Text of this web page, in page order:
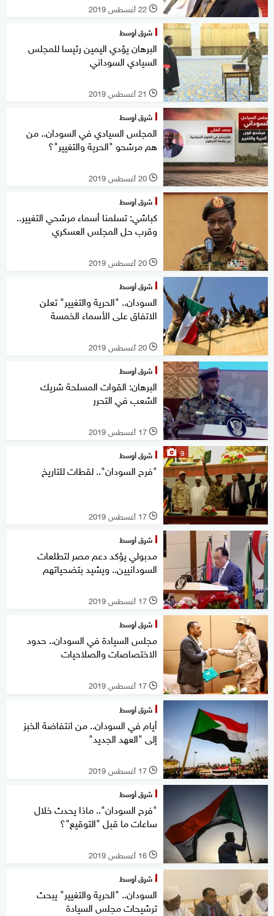
l 22 أغسطس 2019
شرق أوسط
البرهان يؤدي اليمين رئيسا للمجلس
السيادي السوداني
l 21 أغسطس 2019
شرق أوسط
المجلس السيادي في السودان.. من
هم مرشحو "الحرية والتغيير"؟
l 20 أغسطس 2019
شرق أوسط
كباشي: تسلمنا أسماء مرشحي التغيير..
وقرب حل المجلس العسكري
l 20 أغسطس 2019
شرق أوسط
السودان.. "الحرية والتغيير" تعلن
الاتفاق على الأسماء الخمسة
l 20 أغسطس 2019
شرق أوسط
البرهان: القوات المسلحة شريك
الشعب في التحرر
l 17 أغسطس 2019
9 شرق أوسط
"فرح السودان".. لقطات للتاريخ
l 17 أغسطس 2019
شرق أوسط
مدبولي يؤكد دعم مصر لتطلعات
السودانيين.. ويشيد بتضحياتهم
l 17 أغسطس 2019
شرق أوسط
مجلس السيادة في السودان.. حدود
الاختصاصات والصلاحيات
l 17 أغسطس 2019
شرق أوسط
أيام في السودان.. من انتفاضة الخبز
إلى "العهد الجديد"
l 17 أغسطس 2019
شرق أوسط
"فرح السودان".. ماذا يحدث خلال
ساعات ما قبل "التوقيع"؟
l 16 أغسطس 2019
شرق أوسط
السودان.. "الحرية والتغيير" يبحث
ترشيحات مجلس السيادة